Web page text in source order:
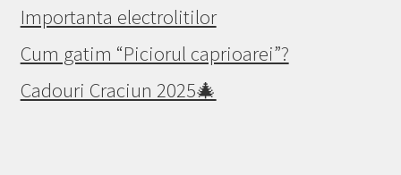
Importanta electrolitilor
Cum gatim “Piciorul caprioarei”?
Cadouri Craciun 2025🎄